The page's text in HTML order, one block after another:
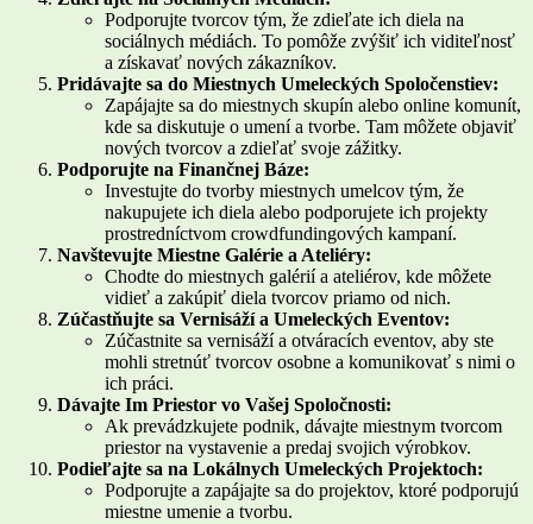
Podporujte tvorcov tým, že zdieľate ich diela na
sociálnych médiách. To pomôže zvýšiť ich viditeľnosť
a získavať nových zákazníkov.
Pridávajte sa do Miestnych Umeleckých Spoločenstiev:
Zapájajte sa do miestnych skupín alebo online komunít,
kde sa diskutuje o umení a tvorbe. Tam môžete objaviť
nových tvorcov a zdieľať svoje zážitky.
Podporujte na Finančnej Báze:
Investujte do tvorby miestnych umelcov tým, že
nakupujete ich diela alebo podporujete ich projekty
prostredníctvom crowdfundingových kampaní.
Navštevujte Miestne Galérie a Ateliéry:
Chodte do miestnych galérií a ateliérov, kde môžete
vidieť a zakúpiť diela tvorcov priamo od nich.
Zúčastňujte sa Vernisáží a Umeleckých Eventov:
Zúčastnite sa vernisáží a otváracích eventov, aby ste
mohli stretnúť tvorcov osobne a komunikovať s nimi o
ich práci.
Dávajte Im Priestor vo Vašej Spoločnosti:
Ak prevádzkujete podnik, dávajte miestnym tvorcom
priestor na vystavenie a predaj svojich výrobkov.
Podieľajte sa na Lokálnych Umeleckých Projektoch:
Podporujte a zapájajte sa do projektov, ktoré podporujú
miestne umenie a tvorbu.